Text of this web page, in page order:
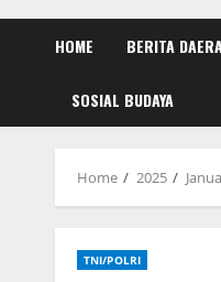
HOME BERITA
SOSIAL BUDAYA
Home 2025
TNI/POLRI